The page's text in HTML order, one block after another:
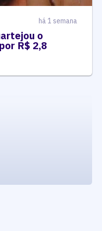
há 1 semana
o
R$ 2,8